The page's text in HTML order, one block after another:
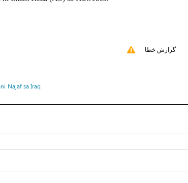
گزارش خطا
Najaf sa Iraq